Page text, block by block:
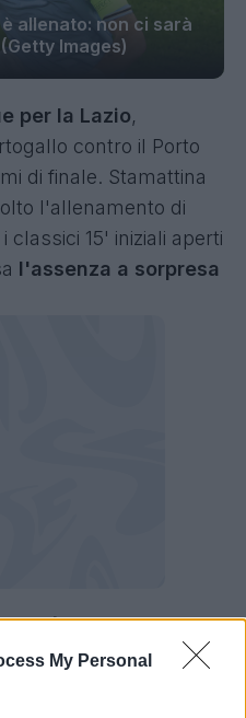
My Personal
allenato: non ci sarà
Images)
per la Lazio,
contro il Porto
di finale. Stamattina
l'allenamento di
classici 15' iniziali aperti
l'assenza a sorpresa
ma non